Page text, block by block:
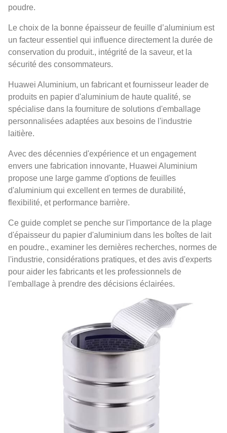
poudre.
Le choix de la bonne épaisseur de feuille d’aluminium est
un facteur essentiel qui influence directement la durée de
conservation du produit., intégrité de la saveur, et la
sécurité des consommateurs.
Huawei Aluminium, un fabricant et fournisseur leader de
produits en papier d'aluminium de haute qualité, se
spécialise dans la fourniture de solutions d'emballage
personnalisées adaptées aux besoins de l'industrie
laitière.
Avec des décennies d'expérience et un engagement
envers une fabrication innovante, Huawei Aluminium
propose une large gamme d'options de feuilles
d'aluminium qui excellent en termes de durabilité,
flexibilité, et performance barrière.
Ce guide complet se penche sur l'importance de la plage
d'épaisseur du papier d'aluminium dans les boîtes de lait
en poudre., examiner les dernières recherches, normes de
l'industrie, considérations pratiques, et des avis d'experts
pour aider les fabricants et les professionnels de
l'emballage à prendre des décisions éclairées.